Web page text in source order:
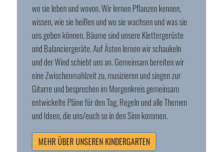
wo sie leben und wovon. Wir lernen Pflanzen kennen,
wissen, wie sie heißen und wo sie wachsen und was sie
uns geben können. Bäume sind unsere Klettergerüste
und Balanciergeräte. Auf Ästen lernen wir schaukeln
und der Wind schiebt uns an. Gemeinsam bereiten wir
eine Zwischenmahlzeit zu, musizieren und singen zur
Gitarre und besprechen im Morgenkreis gemeinsam
entwickelte Pläne für den Tag, Regeln und alle Themen
und Ideen, die uns/euch so in den Sinn kommen.
MEHR ÜBER UNSEREN KINDERGARTEN